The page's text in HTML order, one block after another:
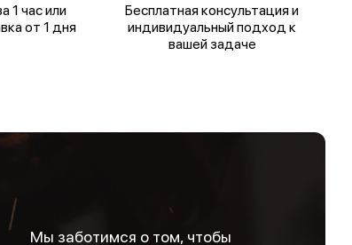
1 час или
от 1 дня
Бесплатная консультация и
индивидуальный подход к
вашей задаче
Мы заботимся о том, чтобы